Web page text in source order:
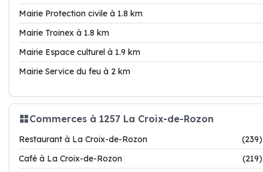
Mairie Protection civile à 1.8 km
Mairie Troinex à 1.8 km
Mairie Espace culturel à 1.9 km
Mairie Service du feu à 2 km
Commerces à 1257 La Croix-de-Rozon
Restaurant à La Croix-de-Rozon
(239)
Café à La Croix-de-Rozon
(219)